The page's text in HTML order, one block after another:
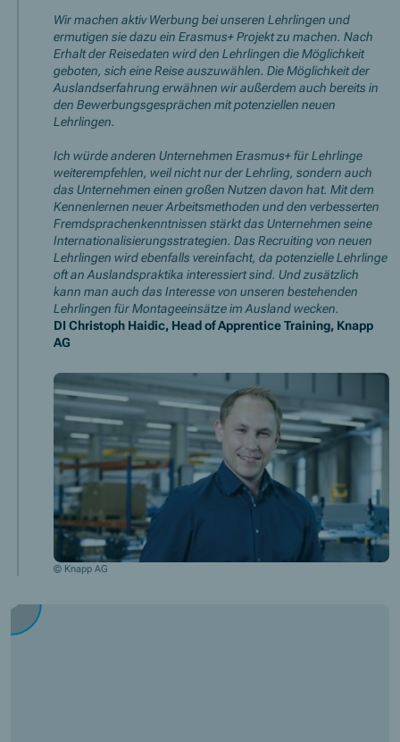
© Knapp AG
Wir machen aktiv Werbung bei unseren Lehrlingen und
ermutigen sie dazu ein Erasmus+ Projekt zu machen. Nach
Erhalt der Reisedaten wird den Lehrlingen die Möglichkeit
geboten, sich eine Reise auszuwählen. Die Möglichkeit der
Auslandserfahrung erwähnen wir außerdem auch bereits in
den Bewerbungsgesprächen mit potenziellen neuen
Lehrlingen.
Ich würde anderen Unternehmen Erasmus+ für Lehrlinge
weiterempfehlen, weil nicht nur der Lehrling, sondern auch
das Unternehmen einen großen Nutzen davon hat. Mit dem
Kennenlernen neuer Arbeitsmethoden und den verbesserten
Fremdsprachenkenntnissen stärkt das Unternehmen seine
Internationalisierungsstrategien. Das Recruiting von neuen
Lehrlingen wird ebenfalls vereinfacht, da potenzielle Lehrlinge
oft an Auslandspraktika interessiert sind. Und zusätzlich
kann man auch das Interesse von unseren bestehenden
Lehrlingen für Montageeinsätze im Ausland wecken.
DI Christoph Haidic, Head of Apprentice Training, Knapp
AG